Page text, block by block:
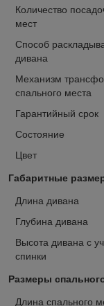
Количество
мест
Способ
дивана
Механизм
спального места
Гарантийный срок
Состояние
Цвет
Габаритные
Длина дивана
Глубина дивана
Высота дивана с
спинки
Размеры
Длина спального